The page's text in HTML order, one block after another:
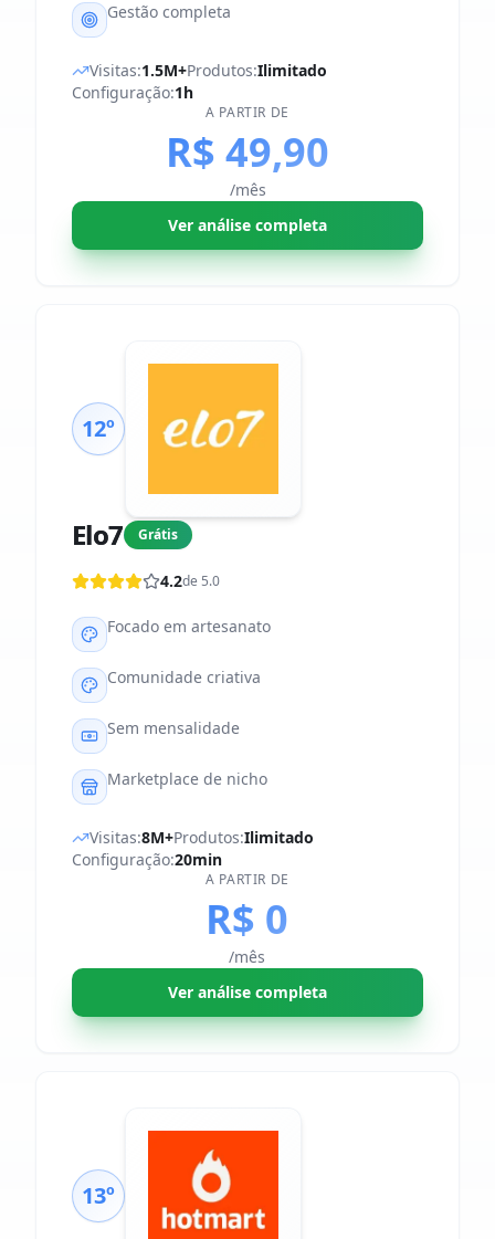
Gestão completa
Visitas:1.5M+Produtos:Ilimitado
Configuração:1h
A PARTIR DE
R$ 49,90
/mês
Ver análise completa
12º
Elo7 Grátis
4.2de 5.0
Focado em artesanato
Comunidade criativa
Sem mensalidade
Marketplace de nicho
Visitas:8M+Produtos:Ilimitado
Configuração:20min
A PARTIR DE
R$ 0
/mês
Ver análise completa
13º